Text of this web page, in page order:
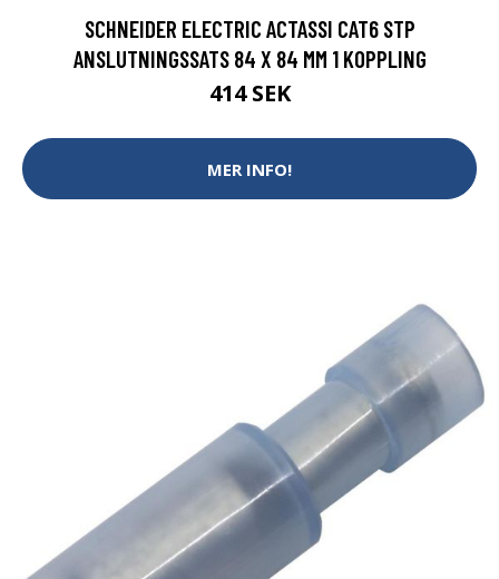
SCHNEIDER ELECTRIC ACTASSI CAT6 STP
ANSLUTNINGSSATS 84 X 84 MM 1 KOPPLING
414 SEK
MER INFO!